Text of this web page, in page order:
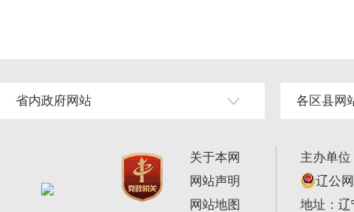
省内政府网站 各区县网
关于本网
网站声明
网站地图
主办单
辽公
地址：辽